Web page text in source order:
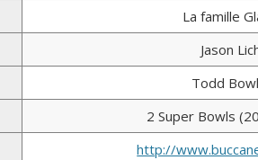
La famille
Jason
Todd
2 Super Bowls
http://